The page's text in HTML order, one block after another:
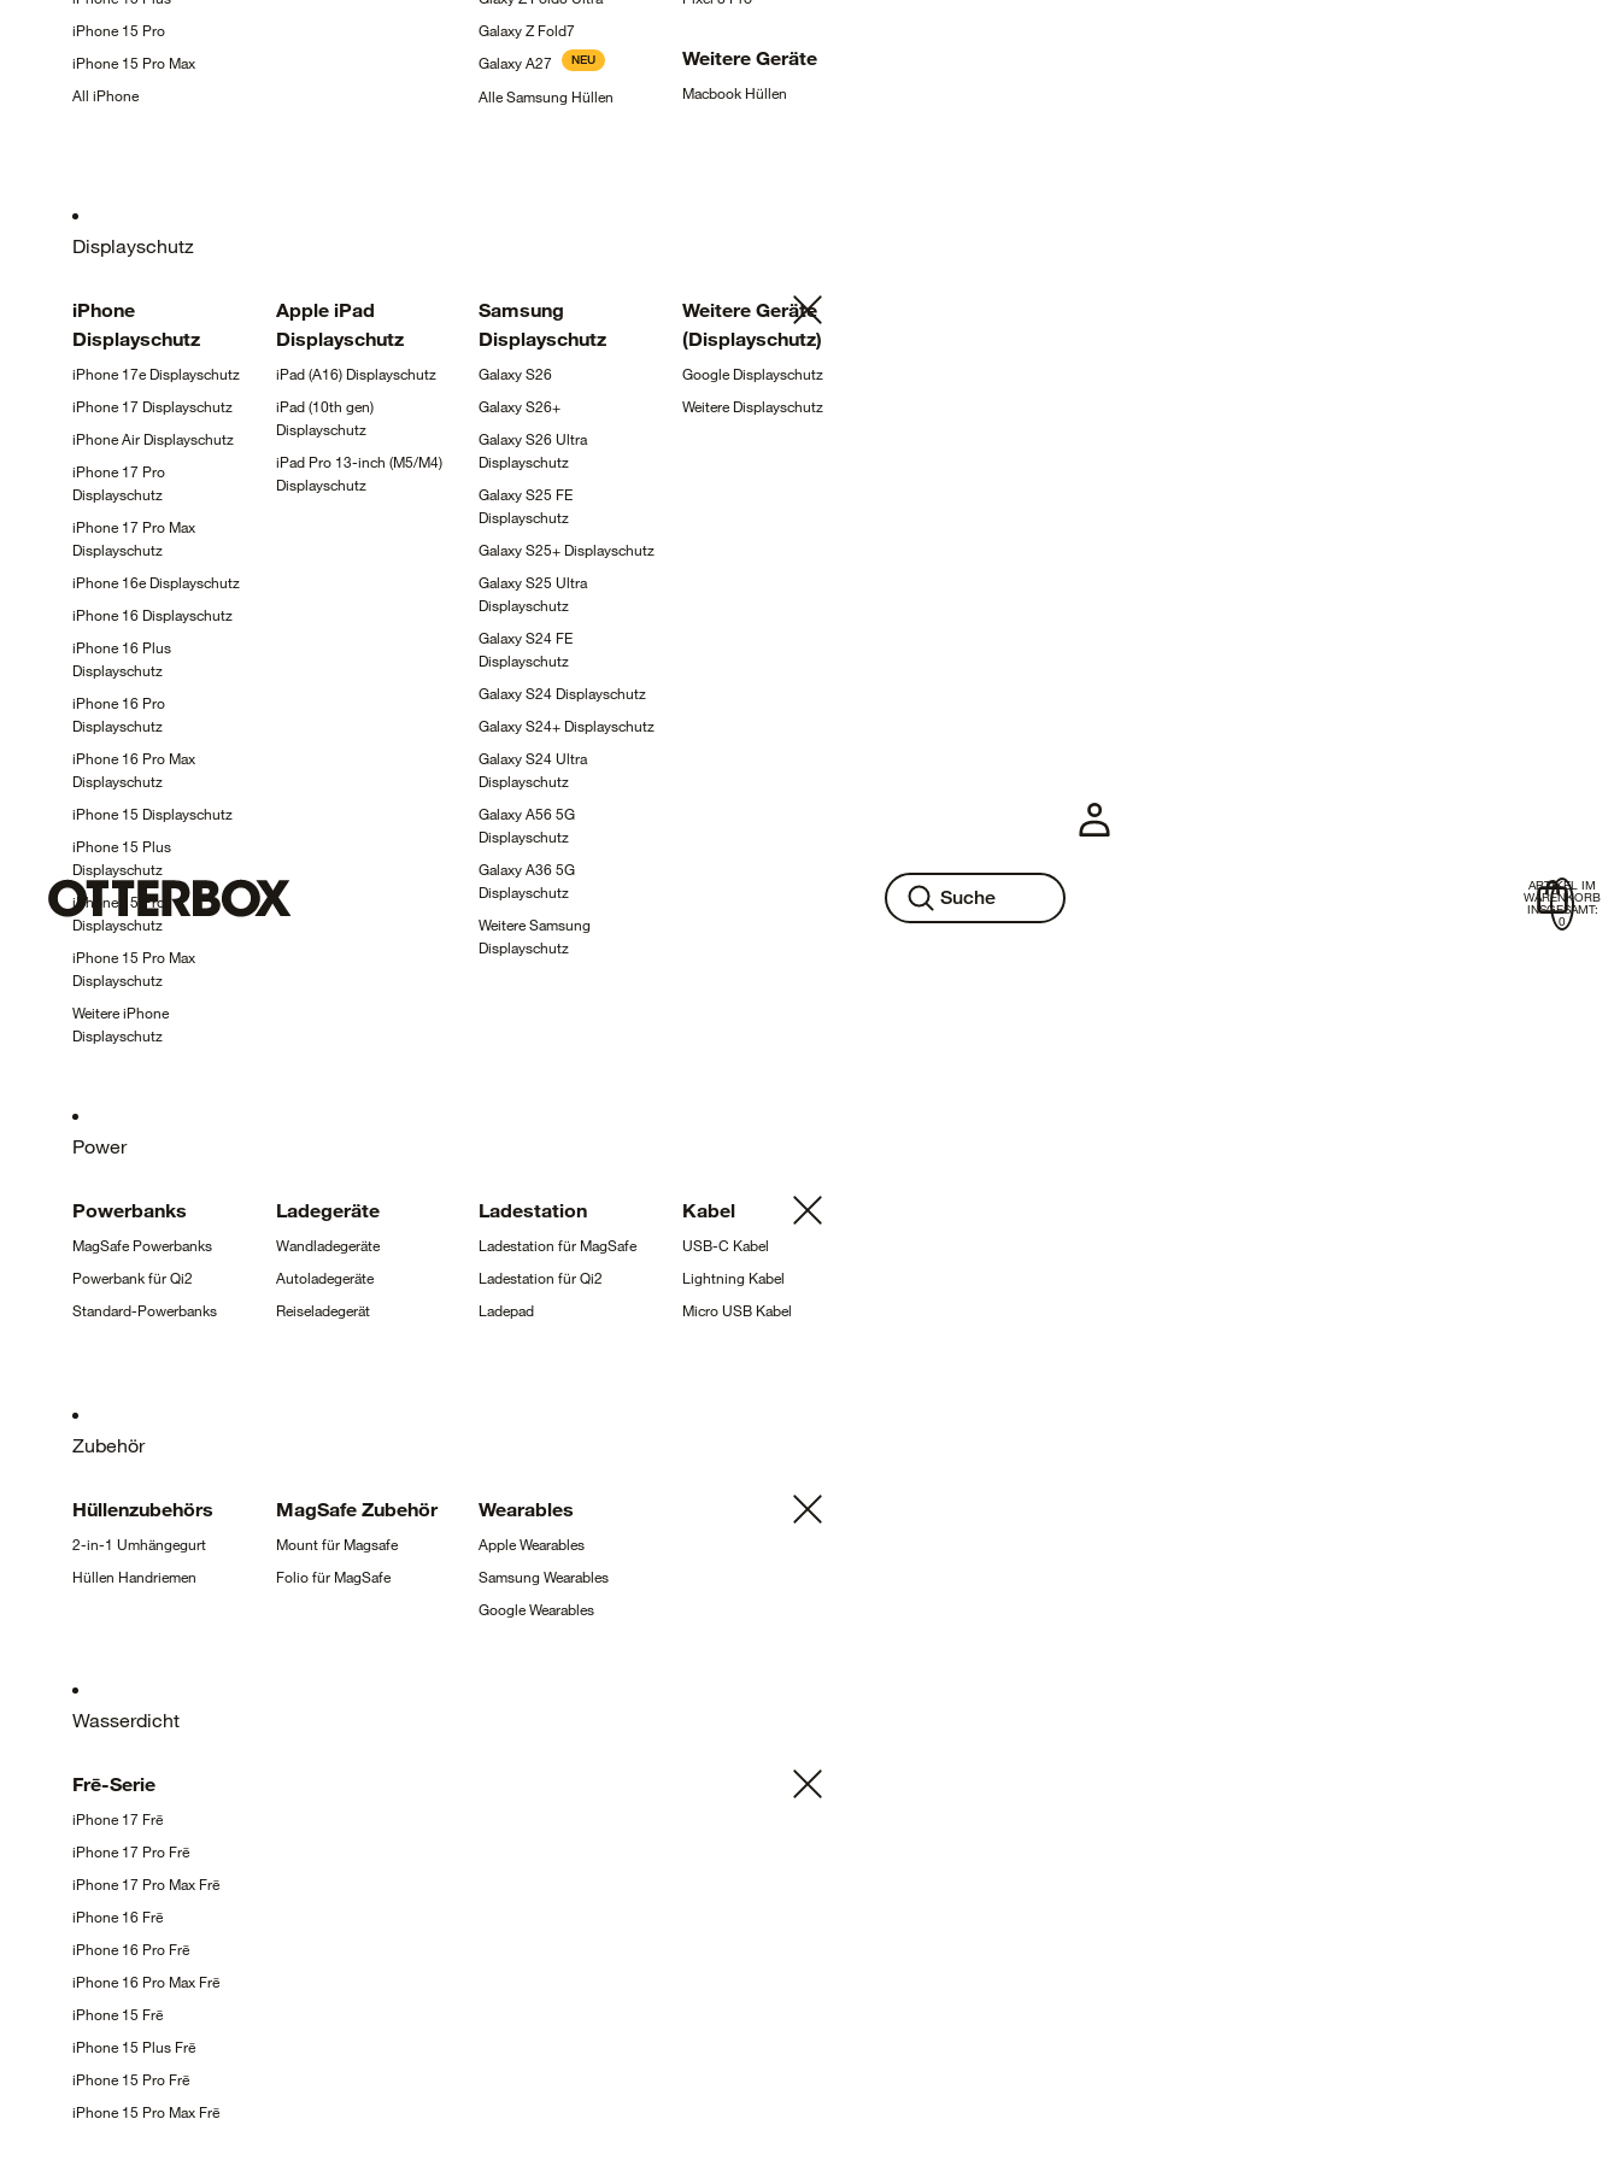
iPhone 15 Pro
iPhone 15 Pro Max
All iPhone
Galaxy Z Fold7
GalaxyA27 NEU
Alle Samsung Hüllen
Weitere Geräte
Macbook Hüllen
Displayschutz
iPhone
Displayschutz
iPhone 17e Displayschutz
iPhone 17 Displayschutz
iPhone Air Displayschutz
iPhone 17 Pro
Displayschutz
iPhone 17 Pro Max
Displayschutz
iPhone 16e Displayschutz
iPhone 16 Displayschutz
iPhone 16 Plus
Displayschutz
iPhone 16 Pro
Displayschutz
iPhone 16 Pro Max
Displayschutz
iPhone 15 Displayschutz
iPhone 15 Plus
Displayschutz
iPhone 15 Pro
Displayschutz
iPhone 15 Pro Max
Displayschutz
Weitere iPhone
Displayschutz
Apple iPad
Displayschutz
iPad (A16) Displayschutz
iPad (10th gen)
Displayschutz
iPad Pro 13-inch (M5/M4)
Displayschutz
Samsung
Displayschutz
GalaxyS26
GalaxyS26+
Galaxy S26 Ultra
Displayschutz
Galaxy S25 FE
Displayschutz
Galaxy S25+ Displayschutz
Galaxy S25 Ultra
Displayschutz
Galaxy S24 FE
Displayschutz
Galaxy S24 Displayschutz
Galaxy S24+ Displayschutz
Galaxy S24 Ultra
Displayschutz
Galaxy A56 5G
Displayschutz
Galaxy A36 5G
Displayschutz
Weitere Samsung
Displayschutz
Weitere Geräte
(Displayschutz)
Google Displayschutz
Weitere Displayschutz
Power
Powerbanks
MagSafe Powerbanks
Powerbank fürQi2
Standard-Powerbanks
Ladegeräte
Wandladegeräte
Autoladegeräte
Reiseladegerät
Ladestation
Ladestation für MagSafe
Ladestation fürQi2
Ladepad
Kabel
USB-C Kabel
Lightning Kabel
Micro USB Kabel
Zubehör
Hüllenzubehörs
2-in-1 Umhängegurt
Hüllen Handriemen
MagSafe Zubehör
Mount für Magsafe
Folio für MagSafe
Wearables
AppleWearables
SamsungWearables
GoogleWearables
Wasserdicht
Frē-Serie
iPhone 17 Frē
iPhone 17 Pro Frē
iPhone 17 Pro Max Frē
iPhone 16 Frē
iPhone 16 Pro Frē
iPhone 16 Pro Max Frē
iPhone 15 Frē
iPhone 15 Plus Frē
iPhone 15 Pro Frē
iPhone 15 Pro Max Frē
Suche ARTIKEL IM
WARENKORB
INSGESAMT:
0